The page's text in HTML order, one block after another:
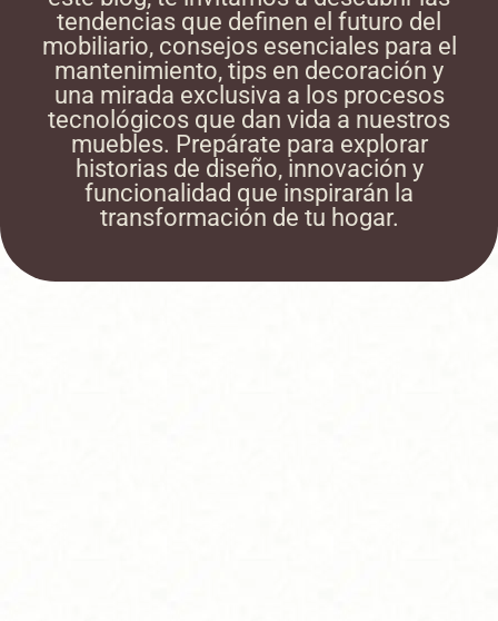
tendencias que definen el futuro del
mobiliario, consejos esenciales para el
mantenimiento, tips en decoración y
una mirada exclusiva a los procesos
tecnológicos que dan vida a nuestros
muebles. Prepárate para explorar
historias de diseño, innovación y
funcionalidad que inspirarán la
transformación de tu hogar.